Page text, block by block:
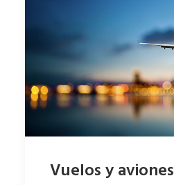
Vuelos y aviones